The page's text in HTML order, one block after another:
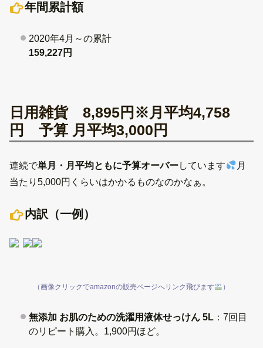
年間累計額
2020年4月～の累計
159,227円
日用雑貨 8,895円※月平均4,758
円 予算 月平均3,000円
連続で単月・月平均ともに予算オーバーしています
月
当たり5,000円くらいはかかるものなのかなぁ。
内訳（一例）
（画像クリックでamazonの販売ページへリンク飛びます ）
無添加 お肌のための洗濯用液体せっけん 5L
：7回目
のリピート購入。1,900円ほど。